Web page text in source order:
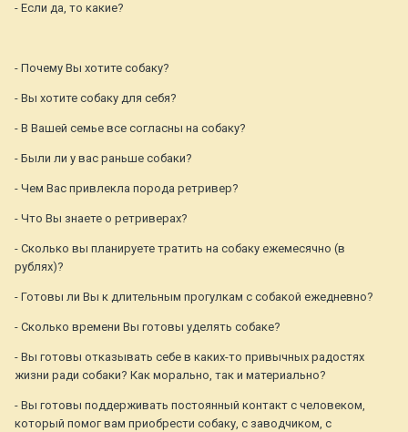
- Если да, то какие?
- Почему Вы хотите собаку?
- Вы хотите собаку для себя?
- В Вашей семье все согласны на собаку?
- Были ли у вас раньше собаки?
- Чем Вас привлекла порода ретривер?
- Что Вы знаете о ретриверах?
- Сколько вы планируете тратить на собаку ежемесячно (в
рублях)?
- Готовы ли Вы к длительным прогулкам с собакой ежедневно?
- Сколько времени Вы готовы уделять собаке?
- Вы готовы отказывать себе в каких-то привычных радостях
жизни ради собаки? Как морально, так и материально?
- Вы готовы поддерживать постоянный контакт с человеком,
который помог вам приобрести собаку, с заводчиком, с